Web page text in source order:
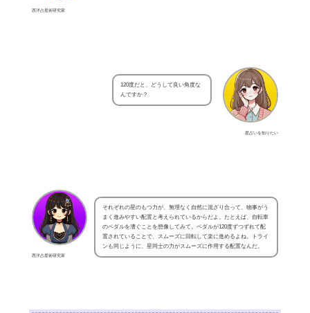
西洋占星術研究家
星占いを知りたい
120度だと、どうして良い角度な
んですか？
西洋占星術研究家
それぞれの星のもつ力が、無理なく自然に混ざり合って、物事がう
まく進みやすい配置と考えられているからだよ。たとえば、自転車
のペダルを漕ぐことを想像してみて。ペダルが120度ずつずれて配
置されていることで、スムーズに回転して楽に進めるよね。トライ
ンも同じように、星同士の力がスムーズに作用する配置なんだ。